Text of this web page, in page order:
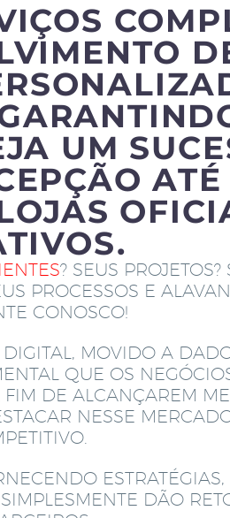
UM
? SEUS
PROCESSOS E
CONOSCO!
MOVIDO A
QUE OS
DE ALCANÇAREM
NESSE
DÃO